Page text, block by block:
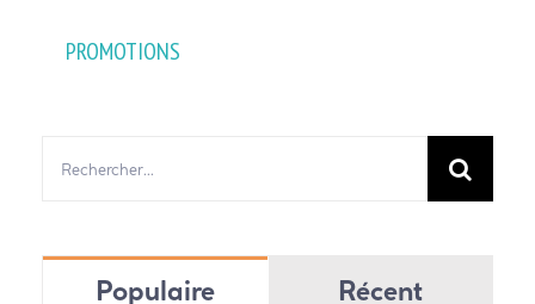
PROMOTIONS
Populaire Récent